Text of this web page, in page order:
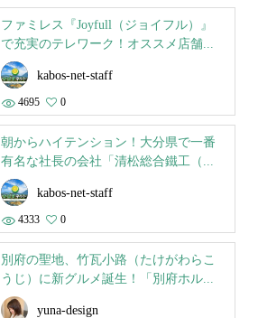
ファミレス『Joyfull（ジョイフル）』
で充実のテレワーク！オススメ店舗...
kabos-net-staff
4695 0
朝からハイテンション！大分県で一番
有名な社長の会社「清松総合鐵工（...
kabos-net-staff
4333 0
別府の聖地、竹瓦小路（たけがわらこ
うじ）に新グルメ誕生！「別府ホル...
yuna-design